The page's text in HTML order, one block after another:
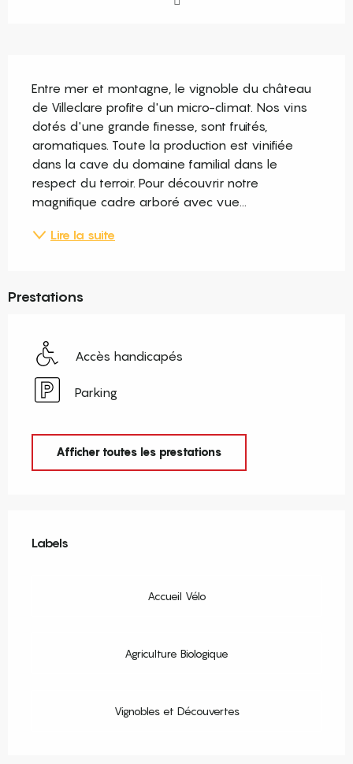
Entre mer et montagne, le vignoble du château
de Villeclare profite d'un micro-climat. Nos vins
dotés d'une grande finesse, sont fruités,
aromatiques. Toute la production est vinifiée
dans la cave du domaine familial dans le
respect du terroir. Pour découvrir notre
magnifique cadre arboré avec vue...
Lire la suite
Prestations
Accès handicapés
Parking
Afficher toutes les prestations
Labels
Labels
Accueil Vélo
Agriculture Biologique
Vignobles et Découvertes